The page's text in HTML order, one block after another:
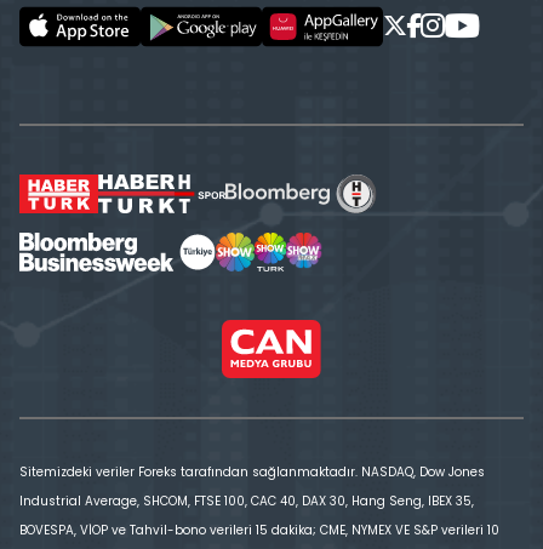
Sitemizdeki veriler Foreks tarafından sağlanmaktadır. NASDAQ, Dow Jones
Industrial Average, SHCOM, FTSE 100, CAC 40, DAX 30, Hang Seng, IBEX 35,
BOVESPA, VİOP ve Tahvil-bono verileri 15 dakika; CME, NYMEX VE S&P verileri 10